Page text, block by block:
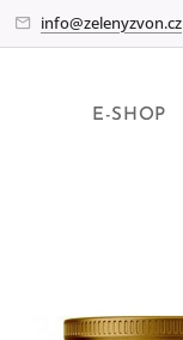
info@zelenyzvon.cz
E-SHOP